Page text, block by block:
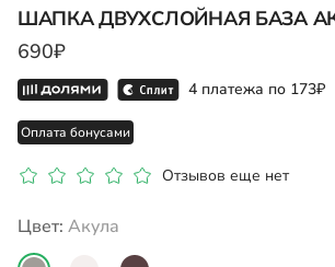
ШАПКА ДВУХСЛОЙНАЯ БАЗА
690₽
4 платежа по 173
Оплата бонусами
Отзывов еще нет
Цвет: акула
Показать на